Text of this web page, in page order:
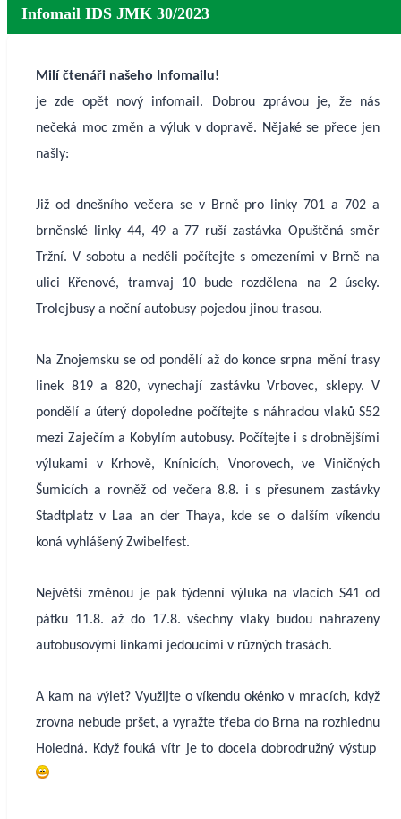
Infomail IDS JMK 30/2023
Milí čtenáři našeho Infomailu!
je zde opět nový infomail. Dobrou zprávou je, že nás
nečeká moc změn a výluk v dopravě. Nějaké se přece jen
našly:
Již od dnešního večera se v Brně pro linky 701 a 702 a
brněnské linky 44, 49 a 77 ruší zastávka Opuštěná směr
Tržní. V sobotu a neděli počítejte s omezeními v Brně na
ulici Křenové, tramvaj 10 bude rozdělena na 2 úseky.
Trolejbusy a noční autobusy pojedou jinou trasou.
Na Znojemsku se od pondělí až do konce srpna mění trasy
linek 819 a 820, vynechají zastávku Vrbovec, sklepy. V
pondělí a úterý dopoledne počítejte s náhradou vlaků S52
mezi Zaječím a Kobylím autobusy. Počítejte i s drobnějšími
výlukami v Krhově, Knínicích, Vnorovech, ve Viničných
Šumicích a rovněž od večera 8.8. i s přesunem zastávky
Stadtplatz v Laa an der Thaya, kde se o dalším víkendu
koná vyhlášený Zwibelfest.
Největší změnou je pak týdenní výluka na vlacích S41 od
pátku 11.8. až do 17.8. všechny vlaky budou nahrazeny
autobusovými linkami jedoucími v různých trasách.
A kam na výlet? Využijte o víkendu okénko v mracích, když
zrovna nebude pršet, a vyražte třeba do Brna na rozhlednu
Holedná. Když fouká vítr je to docela dobrodružný výstup